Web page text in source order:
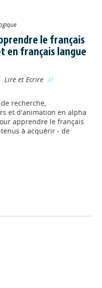
le français
en français langue
Lire et Ecrire //
recherche,
et d'animation en alpha
apprendre le français
à acquérir - de